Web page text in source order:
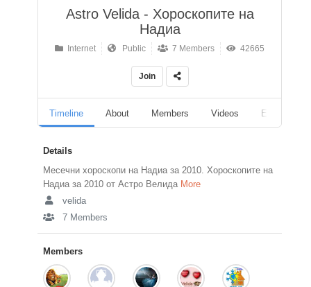
Astro Velida - Хороскопите на
Надиа
Internet Public 7 Members 42665
Join
Timeline About Members Videos Events
Details
Месечни хороскопи на Надиа за 2010. Хороскопите на
Надиа за 2010 от Астро Велида More
velida
7 Members
Members